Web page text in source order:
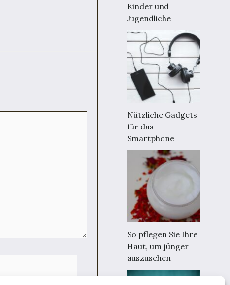
Kinder und
Jugendliche
Nützliche Gadgets
für das
Smartphone
So pflegen Sie Ihre
Haut, um jünger
auszusehen